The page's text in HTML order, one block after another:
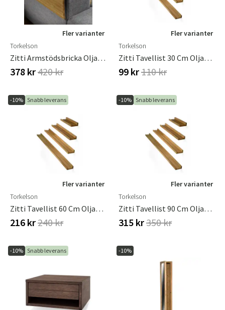
Fler varianter
Torkelson
Zitti Armstödsbricka Oljad Ek
378 kr420 kr
Fler varianter
Torkelson
Zitti Tavellist 30 Cm Oljad Ek
99 kr110 kr
-10% Snabb leverans
Fler varianter
Torkelson
Zitti Tavellist 60 Cm Oljad Ek
216 kr240 kr
-10% Snabb leverans
Fler varianter
Torkelson
Zitti Tavellist 90 Cm Oljad Ek
315 kr350 kr
-10% Snabb leverans -10%